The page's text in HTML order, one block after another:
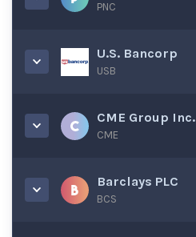
PNC
U.S. Bancorp
USB
CME Group Inc.
CME
Barclays PLC
BCS